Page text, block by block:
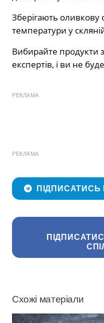
Зберігають оливкову
температури у
Вибирайте продукти
експертів, і ви не
РЕКЛАМА
РЕКЛАМА
ПІДПИСАТИСЬ
Схожі матеріали